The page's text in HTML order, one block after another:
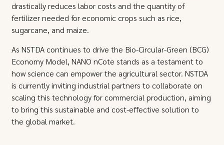
drastically reduces labor costs and the quantity of
fertilizer needed for economic crops such as rice,
sugarcane, and maize.
As NSTDA continues to drive the Bio-Circular-Green (BCG)
Economy Model, NANO nCote stands as a testament to
how science can empower the agricultural sector. NSTDA
is currently inviting industrial partners to collaborate on
scaling this technology for commercial production, aiming
to bring this sustainable and cost-effective solution to
the global market.